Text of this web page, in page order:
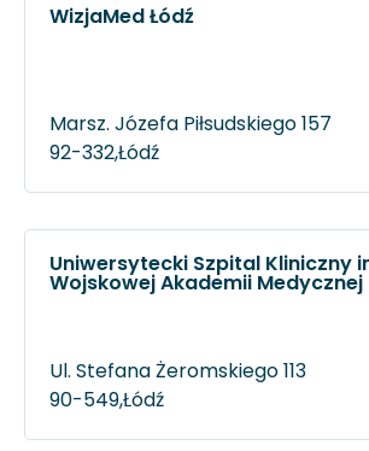
WizjaMed Łódź
Marsz. Józefa Piłsudskiego 157
92-332,Łódź
Uniwersytecki Szpital Kliniczny
Wojskowej Akademii Medycznej
Ul. Stefana Żeromskiego 113
90-549,Łódź